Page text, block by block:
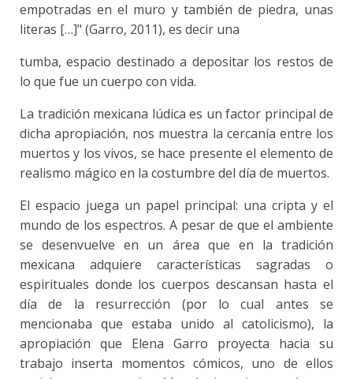
empotradas en el muro y también de piedra, unas
literas […]" (Garro, 2011), es decir una
tumba, espacio destinado a depositar los restos de
lo que fue un cuerpo con vida.
La tradición mexicana lúdica es un factor principal de
dicha apropiación, nos muestra la cercanía entre los
muertos y los vivos, se hace presente el elemento de
realismo mágico en la costumbre del día de muertos.
El espacio juega un papel principal: una cripta y el
mundo de los espectros. A pesar de que el ambiente
se desenvuelve en un área que en la tradición
mexicana adquiere características sagradas o
espirituales donde los cuerpos descansan hasta el
día de la resurrección (por lo cual antes se
mencionaba que estaba unido al catolicismo), la
apropiación que Elena Garro proyecta hacia su
trabajo inserta momentos cómicos, uno de ellos